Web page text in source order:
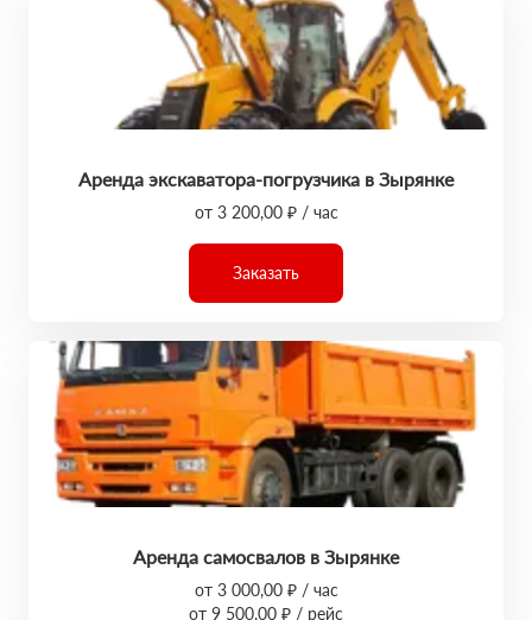
Аренда экскаватора-погрузчика в Зырянке
от 3 200,00 ₽ / час
Заказать
Аренда самосвалов в Зырянке
от 3 000,00 ₽ / час
от 9 500,00 ₽ / рейс